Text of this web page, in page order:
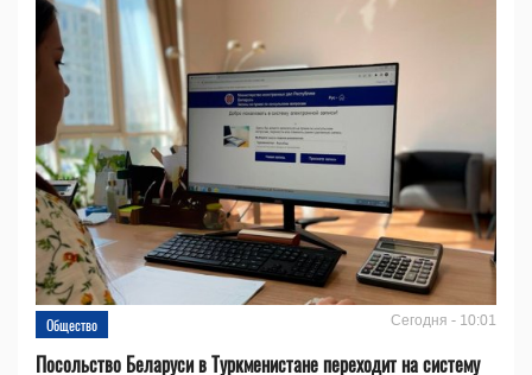
Общество Сегодня - 10:01
Посольство Беларуси в Туркменистане переходит на систему